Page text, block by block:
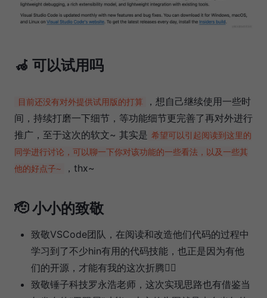
🦽 可以试用吗
目前还没有对外提供试用版的打算
，想自己继续使用一些时
间，持续打磨一下细节，等功能细节更完善了再对外进行
推广，至于这次的软文~ 其实是 希望可以引起阅读到这里的
同学进行讨论，可以聊一下你对该功能的一些看法，以及一些其
他的好点子~
，thx~
🫡 小小的致敬
致敬VSCode团队，在阅读和改造他们代码的过程中
学习到了不少hin有用的代码技能，也正是因为有他
们的开源，才能有我的这次折腾👍🏻
致敬锤子科技罗永浩老师，这次实现思路也有借鉴当